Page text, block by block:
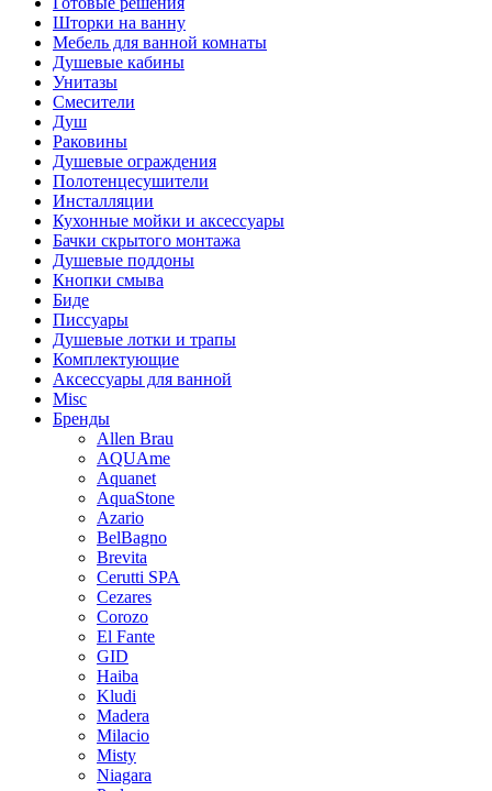
Шторки на ванну
Мебель для ванной комнаты
Душевые кабины
Унитазы
Смесители
Душ
Раковины
Душевые ограждения
Полотенцесушители
Инсталляции
Кухонные мойки и аксессуары
Бачки скрытого монтажа
Душевые поддоны
Кнопки смыва
Биде
Писсуары
Душевые лотки и трапы
Комплектующие
Аксессуары для ванной
Misc
Бренды
Allen Brau
AQUAme
Aquanet
AquaStone
Azario
BelBagno
Brevita
Cerutti SPA
Cezares
Corozo
El Fante
GID
Haiba
Kludi
Madera
Milacio
Misty
Niagara